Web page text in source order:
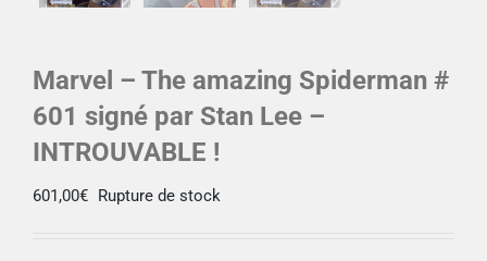
Marvel – The amazing Spiderman #
601 signé par Stan Lee –
INTROUVABLE !
601,00€ Rupture de stock